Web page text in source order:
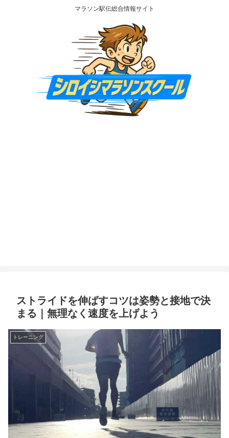
マラソン駅伝総合情報サイト
ストライドを伸ばすコツは姿勢と接地で決
まる｜無理なく速度を上げよう
トレーニング